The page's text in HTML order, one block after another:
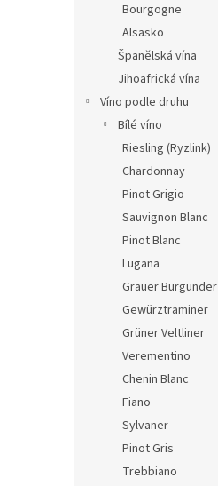
Bourgogne
Alsasko
Španělská vína
Jihoafrická vína
Víno podle druhu
Bílé víno
Riesling (Ryzlink)
Chardonnay
Pinot Grigio
Sauvignon Blanc
Pinot Blanc
Lugana
Grauer Burgunder
Gewürztraminer
Grüner Veltliner
Verementino
Chenin Blanc
Fiano
Sylvaner
Pinot Gris
Trebbiano